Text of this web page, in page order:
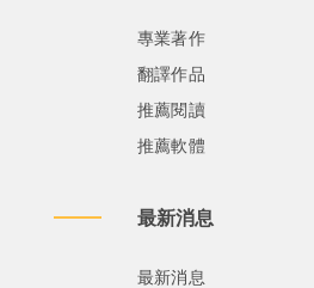
專業著作
翻譯作品
推薦閱讀
推薦軟體
最新消息
最新消息